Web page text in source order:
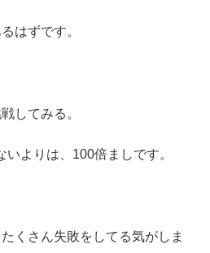
はずです。
してみる。
よりは、100倍ましです。
くさん失敗をしてる気がしま